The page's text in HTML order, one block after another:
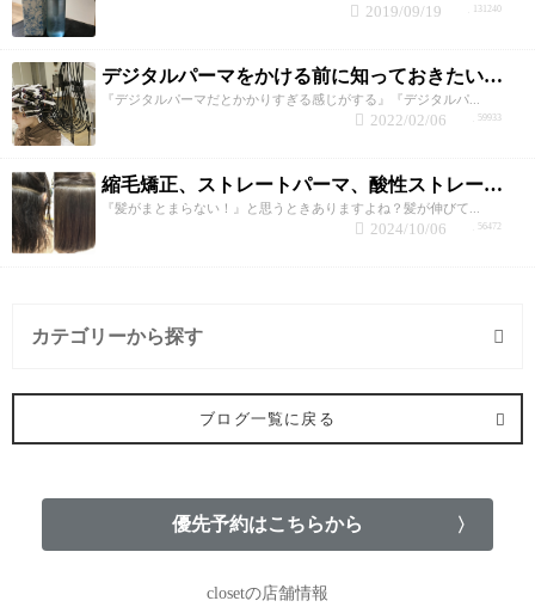
131240
2019/09/19
デジタルパーマをかける前に知っておきたい！失敗しないための5つのポイント！
『デジタルパーマだとかかりすぎる感じがする』『デジタルパ...
59933
2022/02/06
縮毛矯正、ストレートパーマ、酸性ストレートパーマ、髪質改善！？の違いって？
『髪がまとまらない！』と思うときありますよね？髪が伸びて...
56472
2024/10/06
カテゴリーから探す
カット (3記事)
ブログ一覧に戻る
優先予約はこちらから
closetの店舗情報